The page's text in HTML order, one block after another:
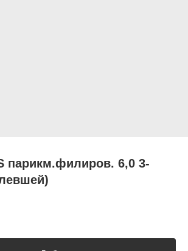
парикм.филиров. 6,0 3-